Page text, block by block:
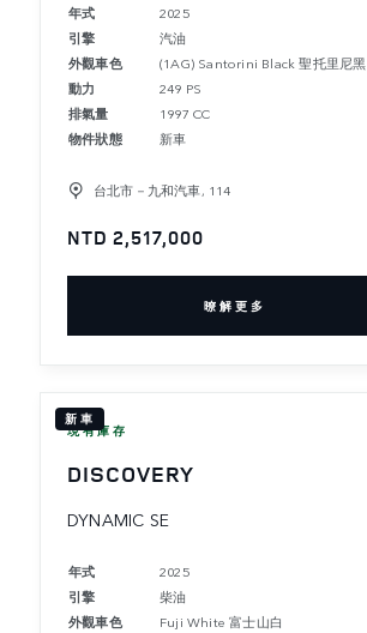
年式
2025
引擎
汽油
外觀車色
(1AG) Santorini Black 聖托里尼黑
動力
249 PS
排氣量
1997 CC
物件狀態
新車
台北市－九和汽車, 114
NTD 2,517,000
暸解更多
新車
現有庫存
DISCOVERY
DYNAMIC SE
年式
2025
引擎
柴油
外觀車色
Fuji White 富士山白